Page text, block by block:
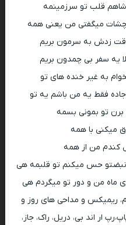
قلب تو سرزمینمه
چشات میگفتی من یعنی همه
وقت زدش به سرمون بریم
یه سفر بی چمدون بریم
به غیر خنده های تو
جاده فقط یه من باشم یه تو
تو بمونی بسمه
میکنی با همه
کندم من از همه
نبضتو حس میکنم تو قلبمه هی
ماه من و دور تو میگردم هی
ریمیکس و مداحی های روز و
ار اند بی، دریل، راک، جاز،